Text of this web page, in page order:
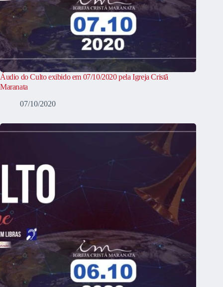
Áudio do Culto exibido em 07/10/2020 pela Igreja Cristã
Maranata
07/10/2020